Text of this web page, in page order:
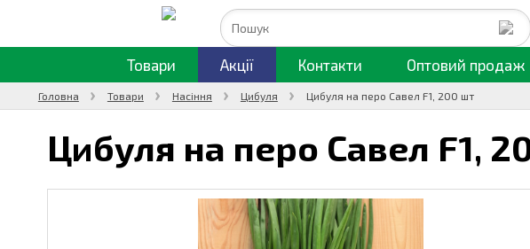
Товари Акції Контакти Оптовий продаж
Головна Товари Насіння Цибуля Цибуля на перо Савел F1, 200 шт
Цибуля на перо Савел F1,